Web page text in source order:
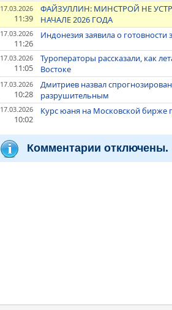
17.03.2026
11:39
ФАЙЗУЛЛИН: МИНСТРОЙ НЕ
НАЧАЛЕ 2026 ГОДА
17.03.2026
11:26
Индонезия заявила о готовности
17.03.2026
11:05
Туроператоры рассказали, как
Востоке
17.03.2026
10:28
Дмитриев назвал
разрушительным
17.03.2026
10:02
Курс юаня на Московской бирже
Комментарии отключены.